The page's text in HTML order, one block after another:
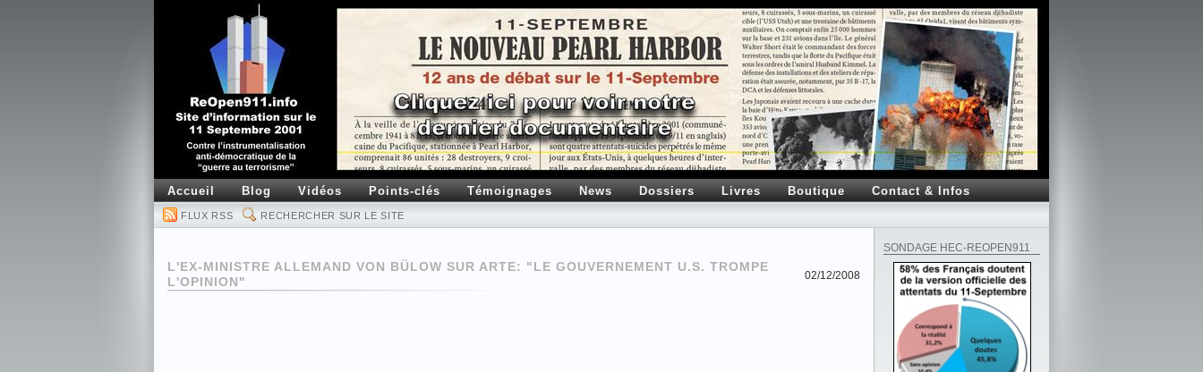
Accueil Blog Vidéos Points-clés Témoignages News Dossiers Livres Boutique Contact & Infos
FLUX RSS RECHERCHER SUR LE SITE
02/12/2008
L'EX-MINISTRE ALLEMAND VON BÜLOW SUR ARTE: "LE GOUVERNEMENT U.S. TROMPE
L'OPINION"
SONDAGE HEC-REOPEN911